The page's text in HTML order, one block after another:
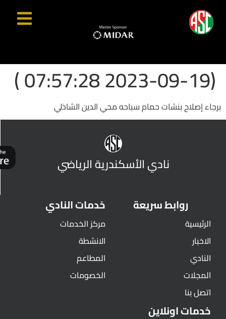
(2023-09-19 07:57:28 )
برجاء إصلاح بنشات حمام سباحه محي الدين الشاذلي
نادي الأسكندرية الرياضي
روابط سريعة
الرئيسية
الاخبار
النادي
المجلات
اتصل بنا
خدمات النادي
مركز الخدمات
الانشطة
المطاعم
الخصومات
خدمات اونلاين